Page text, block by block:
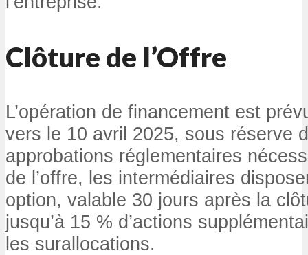
Clôture de l’Offre
L’opération de financement est
vers le 10 avril 2025, sous réserve
approbations réglementaires
de l’offre, les intermédiaires
option, valable 30 jours après la
jusqu’à 15 % d’actions
les surallocations.